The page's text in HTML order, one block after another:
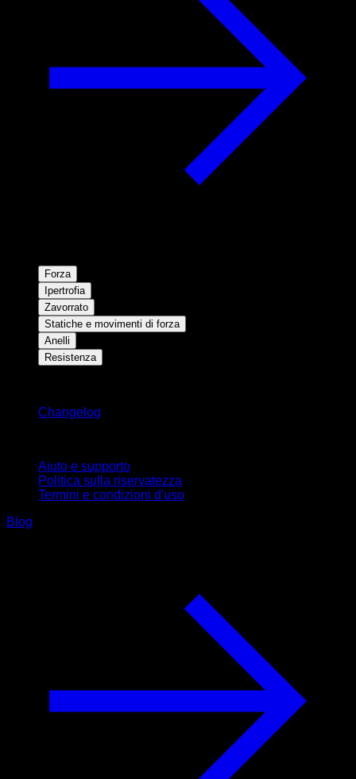
Forza
Ipertrofia
Zavorrato
Statiche e movimenti di forza
Anelli
Resistenza
Changelog
Aiuto e supporto
Politica sulla riservatezza
Termini e condizioni d'uso
Blog